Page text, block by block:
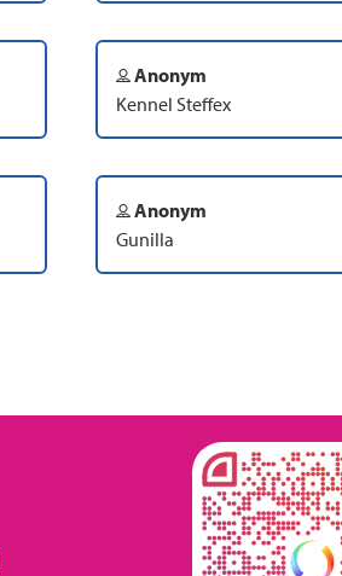
Anonym
Kennel Steffex
Anonym
Gunilla